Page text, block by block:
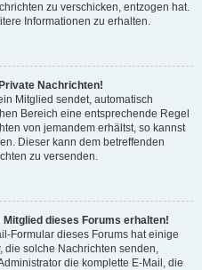
zu verschicken, entzogen hat.
Informationen zu erhalten.
Nachrichten!
Mitglied sendet, automatisch
Bereich eine entsprechende Regel
von jemandem erhältst, so kannst
Dieser kann dem betreffenden
zu versenden.
Mitglied dieses Forums erhalten!
Formular dieses Forums hat einige
die solche Nachrichten senden,
die komplette E-Mail, die